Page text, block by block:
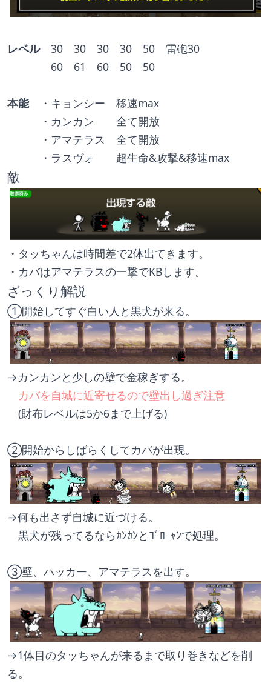
レベル 30　30　30　30　50　雷砲30
60　61　60　50　50
本能 ・キョンシー　移速max
・カンカン　　全て開放
・アマテラス　全て開放
・ラスヴォ　　超生命&攻撃&移速max
敵
・タッちゃんは時間差で2体出てきます。
・カバはアマテラスの一撃でKBします。
ざっくり解説
①開始してすぐ白い人と黒犬が来る。
→カンカンと少しの壁で金稼ぎする。
カバを自城に近寄せるので壁出し過ぎ注意
(財布レベルは5か6まで上げる)
②開始からしばらくしてカバが出現。
→何も出さず自城に近づける。
黒犬が残ってるならｶﾝｶﾝとｺﾞﾛﾆｬﾝで処理。
③壁、ハッカー、アマテラスを出す。
→1体目のタッちゃんが来るまで取り巻きなどを削
る。